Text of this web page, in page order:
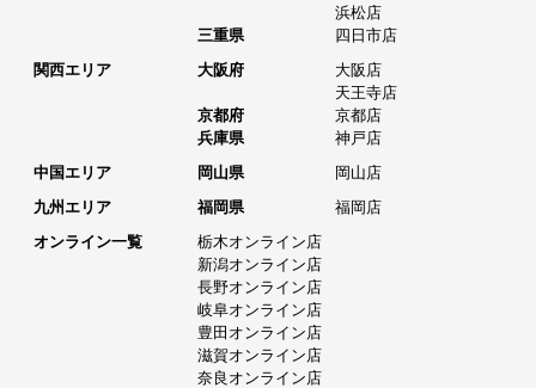
浜松店
三重県
四日市店
関西エリア
大阪府
大阪店
天王寺店
京都府
京都店
兵庫県
神戸店
中国エリア
岡山県
岡山店
九州エリア
福岡県
福岡店
オンライン一覧
栃木オンライン店
新潟オンライン店
長野オンライン店
岐阜オンライン店
豊田オンライン店
滋賀オンライン店
奈良オンライン店